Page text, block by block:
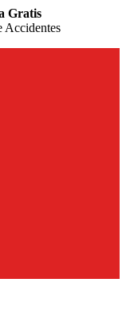
Gratis
Accidentes